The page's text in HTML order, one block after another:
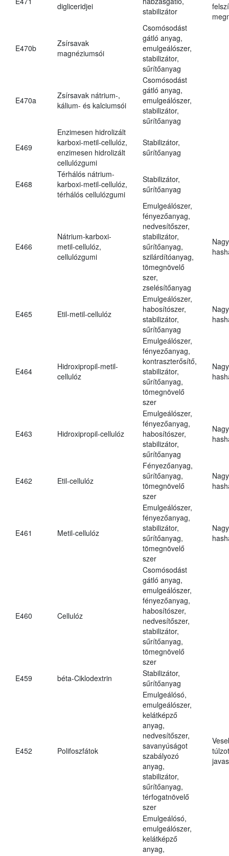
digliceridjei
stabilizátor
E470b
Zsírsavak
magnéziumsói
Csomósodást
gátló anyag,
emulgeálószer,
stabilizátor,
sűrítőanyag
E470a
Zsírsavak nátrium-,
kálium- és kalciumsói
Csomósodást
gátló anyag,
emulgeálószer,
stabilizátor,
sűrítőanyag
E469
Enzimesen hidrolizált
karboxi-metil-cellulóz,
enzimesen hidrolizált
cellulózgumi
Stabilizátor,
sűrítőanyag
E468
Térhálós nátrium-
karboxi-metil-cellulóz,
térhálós cellulózgumi
Stabilizátor,
sűrítőanyag
E466
Nátrium-karboxi-
metil-cellulóz,
cellulózgumi
Emulgeálószer,
fényezőanyag,
nedvesítőszer,
stabilizátor,
sűrítőanyag,
szilárdítóanyag,
tömegnövelő
szer,
zselésítőanyag
E465 Etil-metil-cellulóz
Emulgeálószer,
habosítószer,
stabilizátor,
sűrítőanyag
E464
Hidroxipropil-metil-
cellulóz
Emulgeálószer,
fényezőanyag,
kontraszterősítő,
stabilizátor,
sűrítőanyag,
tömegnövelő
szer
E463 Hidroxipropil-cellulóz
Emulgeálószer,
fényezőanyag,
habosítószer,
stabilizátor,
sűrítőanyag
E462 Etil-cellulóz
Fényezőanyag,
sűrítőanyag,
tömegnövelő
szer
E461 Metil-cellulóz
Emulgeálószer,
fényezőanyag,
stabilizátor,
sűrítőanyag,
tömegnövelő
szer
E460 Cellulóz
Csomósodást
gátló anyag,
emulgeálószer,
fényezőanyag,
habosítószer,
nedvesítőszer,
stabilizátor,
sűrítőanyag,
tömegnövelő
szer
E459
béta-Ciklodextrin
Stabilizátor,
sűrítőanyag
E452 Polifoszfátok
Emulgeálósó,
emulgeálószer,
kelátképző
anyag,
nedvesítőszer,
savanyúságot
szabályozó
anyag,
stabilizátor,
sűrítőanyag,
térfogatnövelő
szer
Emulgeálósó,
emulgeálószer,
kelátképző
anyag,